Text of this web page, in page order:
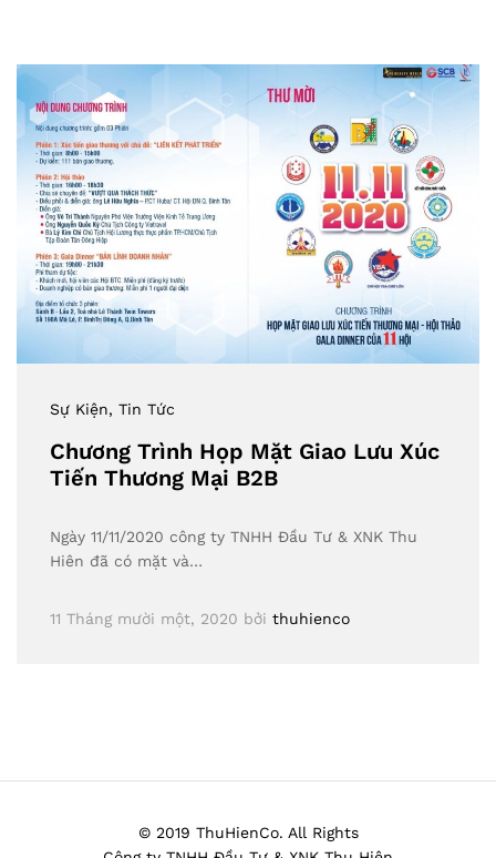
Sự Kiện, Tin Tức
Chương Trình Họp Mặt Giao Lưu Xúc
Tiến Thương Mại B2B
Ngày 11/11/2020 công ty TNHH Đầu Tư & XNK Thu
Hiên đã có mặt và…
11 Tháng mười một, 2020 bởi thuhienco
© 2019 ThuHienCo. All Rights